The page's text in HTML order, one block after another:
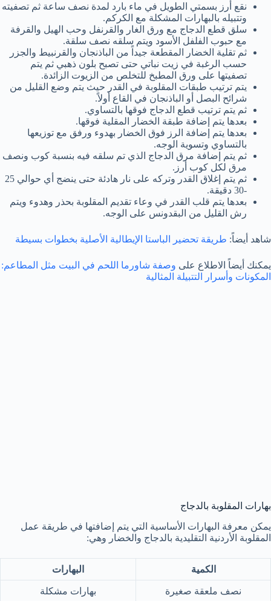
نقع أرز بسمتي الطويل في ماء بارد لمدة نصف ساعة ثم تصفيته
وتتبيله بالبهارات المشكلة مع الكركم.
سلق قطع الدجاج مع ورق الغار والقرنفل وحب الهيل والقرفة
مع حبوب الفلفل الأسود ويتم سلقه نصف سلقة.
ثم تقلية الخضار المقطعة جيداً من الباذنجان والقرنبيط والجزر
حسب الرغبة في زيت نباتي حتى تصبح بلون ذهبي ثم يتم
تصفيتها على ورق المطبخ للتخلص من الزيوت الزائدة.
يتم ترتيب طبقات المقلوبة في القدر حيث يتم وضع القليل من
شرائح البصل أو الباذنجان في القاع أولاً.
ثم يتم ترتيب قطع الدجاج فوقها بالتساوي.
بعدها يتم إضافة طبقة الخضار المقلية فوقها.
بعدها يتم إضافة الرز فوق الخضار بهدوء ورفق مع توزيعها
بالتساوي وتسوية الوجه.
ثم يتم إضافة مرق الدجاج الذي تم سلقه فيه بنسبة كوب ونصف
مرق لكل كوب أرز.
ثم يتم إغلاق القدر وتركه على نار هادئة حتى ينضج أي حوالي 25
-30 دقيقة.
بعدها يتم قلب القدر في وعاء تقديم المقلوبة بحذر وهدوء ويتم
رش القليل من البقدونس على الوجه.
شاهد أيضاً: طريقة تحضير الباستا الإيطالية الأصلية بخطوات بسيطة
يمكنك أيضاً الاطلاع على وصفة شاورما اللحم في البيت مثل المطاعم:
المكونات وأسرار التتبيلة المثالية
بهارات المقلوبة بالدجاج
يمكن معرفة البهارات الأساسية التي يتم إضافتها في طريقة عمل
المقلوبة الأردنية التقليدية بالدجاج والخضار وهي:
الكمية البهارات
نصف ملعقة صغيرة بهارات مشكلة